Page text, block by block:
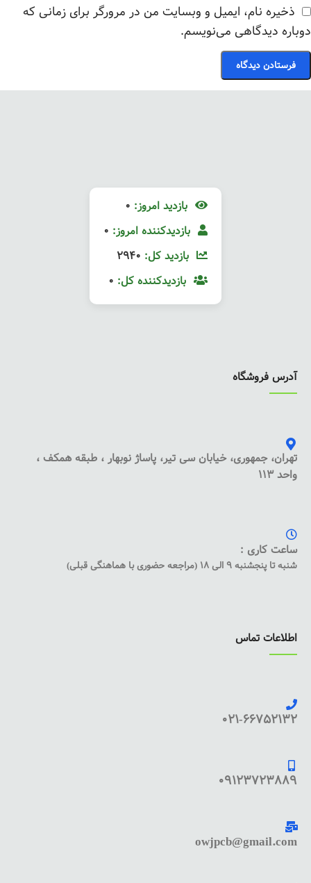
ذخیره نام، ایمیل و وبسایت من در مرورگر برای زمانی که
دوباره دیدگاهی می‌نویسم.
بازدید امروز:
بازدیدکننده امروز:
بازدید کل:
بازدیدکننده کل:
آدرس فروشگاه
تهران، جمهوری، خیابان سی تیر، پاساژ نوبهار ، طبقه همکف ،
واحد 113
ساعت کاری :
شنبه تا پنجشنبه 9 الی 18 (مراجعه حضوری با هماهنگی قبلی)
اطلاعات تماس
021-66752132
09123723889
owjpcb@gmail.com